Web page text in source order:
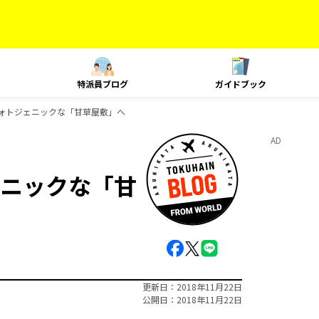
特派員ブログ ガイドブック
トジェニックな「甘草屋敷」へ
ックな「甘
更新日
2018年11月22日
公開日
2018年11月22日
AD